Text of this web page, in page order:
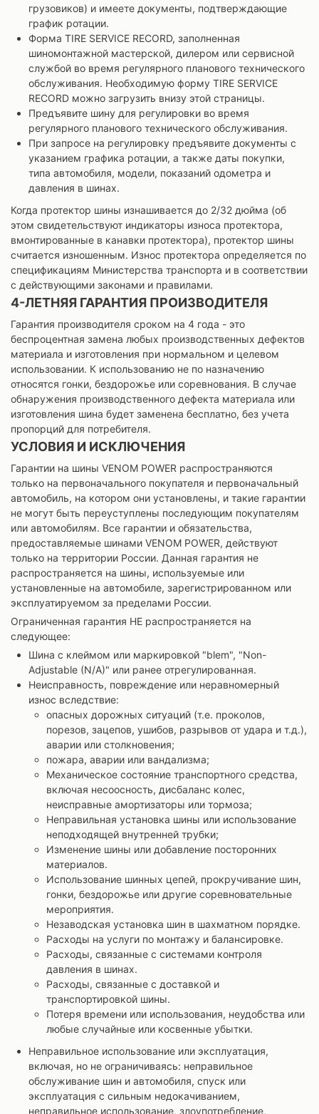
грузовиков) и имеете документы, подтверждающие
график ротации.
Форма TIRE SERVICE RECORD, заполненная
шиномонтажной мастерской, дилером или сервисной
службой во время регулярного планового технического
обслуживания. Необходимую форму TIRE SERVICE
RECORD можно загрузить внизу этой страницы.
Предъявите шину для регулировки во время
регулярного планового технического обслуживания.
При запросе на регулировку предъявите документы с
указанием графика ротации, а также даты покупки,
типа автомобиля, модели, показаний одометра и
давления в шинах.
Когда протектор шины изнашивается до 2/32 дюйма (об
этом свидетельствуют индикаторы износа протектора,
вмонтированные в канавки протектора), протектор шины
считается изношенным. Износ протектора определяется по
спецификациям Министерства транспорта и в соответствии
с действующими законами и правилами.
4-ЛЕТНЯЯ ГАРАНТИЯ ПРОИЗВОДИТЕЛЯ
Гарантия производителя сроком на 4 года - это
беспроцентная замена любых производственных дефектов
материала и изготовления при нормальном и целевом
использовании. К использованию не по назначению
относятся гонки, бездорожье или соревнования. В случае
обнаружения производственного дефекта материала или
изготовления шина будет заменена бесплатно, без учета
пропорций для потребителя.
УСЛОВИЯ И ИСКЛЮЧЕНИЯ
Гарантии на шины VENOM POWER распространяются
только на первоначального покупателя и первоначальный
автомобиль, на котором они установлены, и такие гарантии
не могут быть переуступлены последующим покупателям
или автомобилям. Все гарантии и обязательства,
предоставляемые шинами VENOM POWER, действуют
только на территории России. Данная гарантия не
распространяется на шины, используемые или
установленные на автомобиле, зарегистрированном или
эксплуатируемом за пределами России.
Ограниченная гарантия НЕ распространяется на
следующее:
Шина с клеймом или маркировкой "blem", "Non-
Adjustable (N/A)" или ранее отрегулированная.
Неисправность, повреждение или неравномерный
износ вследствие:
опасных дорожных ситуаций (т.е. проколов,
порезов, зацепов, ушибов, разрывов от удара и т.д.),
аварии или столкновения;
пожара, аварии или вандализма;
Механическое состояние транспортного средства,
включая несоосность, дисбаланс колес,
неисправные амортизаторы или тормоза;
Неправильная установка шины или использование
неподходящей внутренней трубки;
Изменение шины или добавление посторонних
материалов.
Использование шинных цепей, прокручивание шин,
гонки, бездорожье или другие соревновательные
мероприятия.
Незаводская установка шин в шахматном порядке.
Расходы на услуги по монтажу и балансировке.
Расходы, связанные с системами контроля
давления в шинах.
Расходы, связанные с доставкой и
транспортировкой шины.
Потеря времени или использования, неудобства или
любые случайные или косвенные убытки.
Неправильное использование или эксплуатация,
включая, но не ограничиваясь: неправильное
обслуживание шин и автомобиля, спуск или
эксплуатация с сильным недокачиванием,
неправильное использование, злоупотребление,